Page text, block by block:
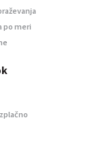
po meri